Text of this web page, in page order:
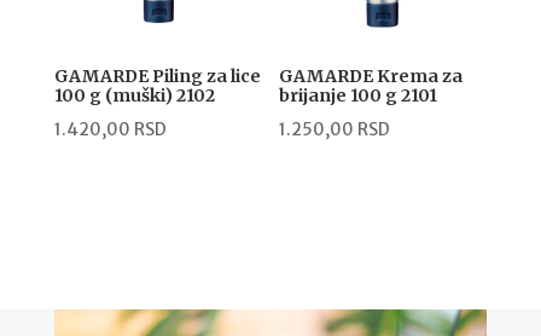
GAMARDE Piling za lice
100 g (muški) 2102
1.420,00 RSD
GAMARDE Krema za
brijanje 100 g 2101
1.250,00 RSD